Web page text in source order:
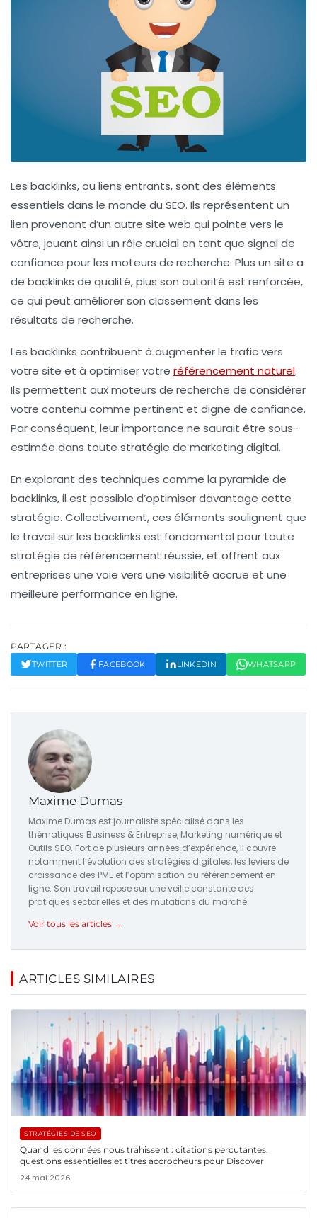
Les backlinks, ou liens entrants, sont des éléments
essentiels dans le monde du SEO. Ils représentent un
lien provenant d’un autre site web qui pointe vers le
vôtre, jouant ainsi un rôle crucial en tant que signal de
confiance pour les moteurs de recherche. Plus un site a
de backlinks de qualité, plus son autorité est renforcée,
ce qui peut améliorer son classement dans les
résultats de recherche.
Les backlinks contribuent à augmenter le traficvers
votre site et à optimiser votre référencement naturel.
Ils permettent aux moteurs de recherche de considérer
votre contenu comme pertinent et digne de confiance.
Par conséquent, leur importance ne saurait être sous-
estimée dans toute stratégie de marketing digital.
En explorant des techniques comme la pyramide de
backlinks, il est possible d’optimiser davantage cette
stratégie. Collectivement, ces éléments soulignent que
le travail sur les backlinks est fondamental pour toute
stratégie de référencement réussie, et offrent aux
entreprises une voie vers une visibilité accrue et une
meilleure performance en ligne.
PARTAGER :
TWITTER FACEBOOK LINKEDIN WHATSAPP
Maxime Dumas
Maxime Dumas est journaliste spécialisé dans les
thématiques Business & Entreprise, Marketing numérique et
Outils SEO. Fort de plusieurs années d’expérience, il couvre
notamment l’évolution des stratégies digitales, les leviers de
croissance des PME et l’optimisation du référencement en
ligne. Son travail repose sur une veille constante des
pratiques sectorielles et des mutations du marché.
Voir tous les articles →
ARTICLES SIMILAIRES
STRATÉGIES DE SEO
Quand les données nous trahissent : citations percutantes,
questions essentielles et titres accrocheurs pour Discover
24 mai 2026